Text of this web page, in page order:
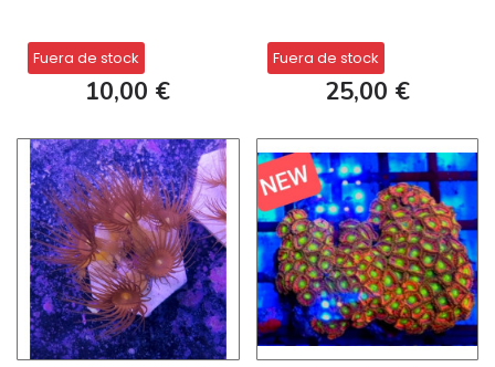
Fuera de stock
10,00 €
Fuera de stock
25,00 €